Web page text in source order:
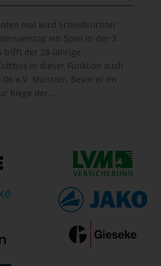
mal wird Schiedsrichter
ein Spiel in der 3.
trifft der 28-jährige
in dieser Funktion auch
06 e.V. Münster. Bevor er im
Riege der...